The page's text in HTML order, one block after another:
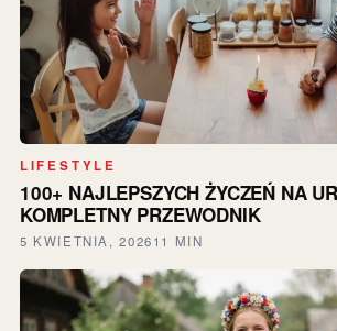
LIFESTYLE
100+ NAJLEPSZYCH ŻYCZEŃ NA
KOMPLETNY PRZEWODNIK
5 KWIETNIA, 202611 MIN